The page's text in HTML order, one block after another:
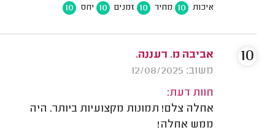
איכות 10 מחיר 10 זמנים 10 יחס 10
אביבה מ. רעננה.
משוב: 12/08/2025
חוות דעת:
אחלה צלם! תמונות מקצועיות ביותר. היה
ממש אחלה!
10